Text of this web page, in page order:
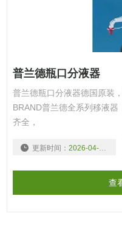
普兰德瓶口分液器
普兰德瓶口分液器德国原装
BRAND普兰德全系列移液
齐全，
更新时间： 2026-04-10
查